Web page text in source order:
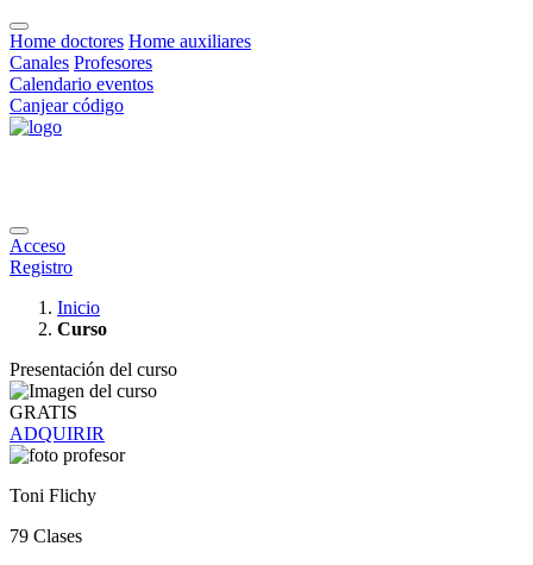
Home doctores Home auxiliares
Canales Profesores
Calendario eventos
Canjear código
Acceso
Registro
Inicio
Curso
Presentación del curso
GRATIS
ADQUIRIR
Toni Flichy
79 Clases